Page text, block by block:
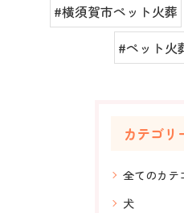
#横須賀市ペット火葬
#ペット火
カテゴリ
全てのカテ
犬